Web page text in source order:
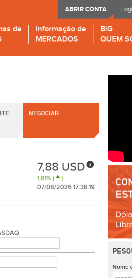
ABRIR CONTA
de
Informação de
MERCADOS
BiG
QUEM
NEGOCIAR
7,88 USD
1,81% (
)
07/08/2026 17:38:19
Nome